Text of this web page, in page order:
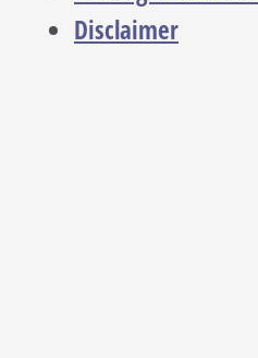
Disclaimer